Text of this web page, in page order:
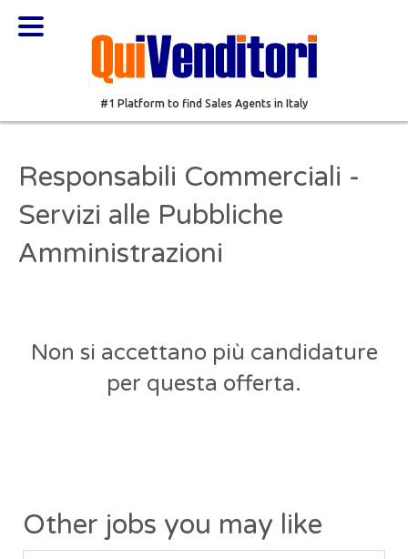
#1 Platform to find Sales Agents in Italy
Responsabili Commerciali -
Servizi alle Pubbliche
Amministrazioni
Non si accettano più candidature
per questa offerta.
Other jobs you may like